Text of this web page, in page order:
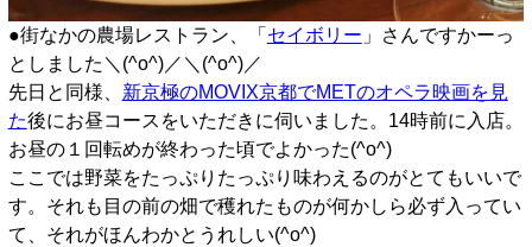
●街なかの農場レストラン、「 セイボリー 」さんですかーっ
としました＼(^o^)／＼(^o^)／
先日と同様、 新京極のMOVIX京都でMETのオペラ映画を見
た後にお昼コースをいただきに伺いました。14時前に入店。
お昼の１回転めが終わった頃でよかった(^o^)
ここでは野菜をたっぷりたっぷり味わえるのがとてもいいで
す。それも目の前の畑で穫れたものが何かしら必ず入ってい
て、それがほんわかとうれしい(^o^)